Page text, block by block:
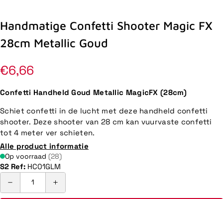
Handmatige Confetti Shooter Magic FX
28cm Metallic Goud
Normale
prijs
€6,66
Confetti Handheld Goud Metallic MagicFX (28cm)
Schiet confetti in de lucht met deze handheld confetti
shooter. Deze shooter van 28 cm kan vuurvaste confetti
tot 4 meter ver schieten.
Alle product informatie
Op voorraad (28)
S2 Ref: HC01GLM